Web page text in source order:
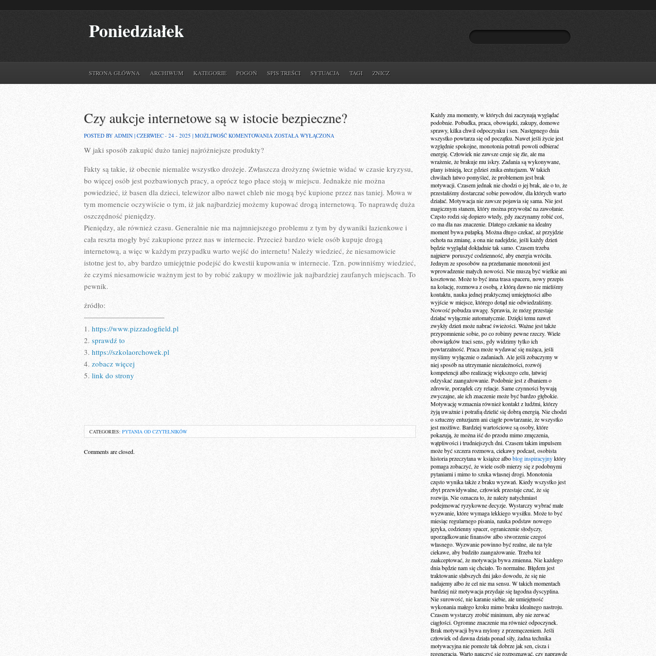
Poniedziałek
STRONA GŁÓWNA ARCHIWUM KATEGORIE POGOŃ SPIS TREŚCI SYTUACJA TAGI ZNICZ
Czy aukcje internetowe są w istocie bezpieczne?
POSTED BY ADMIN | CZERWIEC - 24 - 2025 | MOŻLIWOŚĆ KOMENTOWANIA CZY
ISTOCIE
BEZPIECZNE?
ZOSTAŁA WYŁĄCZONA
W jaki sposób zakupić dużo taniej najróżniejsze produkty?
Fakty są takie, iż obecnie niemalże wszystko drożeje. Zwłaszcza drożyznę świetnie widać w czasie kryzysu,
bo więcej osób jest pozbawionych pracy, a oprócz tego płace stoją w miejscu. Jednakże nie można
powiedzieć, iż basen dla dzieci, telewizor albo nawet chleb nie mogą być kupione przez nas taniej. Mowa w
tym momencie oczywiście o tym, iż jak najbardziej możemy kupować drogą internetową. To naprawdę duża
oszczędność pieniędzy.
Pieniędzy, ale również czasu. Generalnie nie ma najmniejszego problemu z tym by dywaniki łazienkowe i
cała reszta mogły być zakupione przez nas w internecie. Przecież bardzo wiele osób kupuje drogą
internetową, a więc w każdym przypadku warto wejść do internetu! Należy wiedzieć, że niesamowicie
istotne jest to, aby bardzo umiejętnie podejść do kwestii kupowania w internecie. Tzn. powinniśmy wiedzieć,
że czymś niesamowicie ważnym jest to by robić zakupy w możliwie jak najbardziej zaufanych miejscach. To
pewnik.
źródło:
———————————
1. https://www.pizzadogfield.pl
2. sprawdź to
3. https://szkolaorchowek.pl
4. zobacz więcej
5. link do strony
CATEGORIES: PYTANIA OD CZYTELNIKÓW
Comments are closed.
Każdy zna momenty, w których dni zaczynają wyglądać
podobnie. Pobudka, praca, obowiązki, zakupy, domowe
sprawy, kilka chwil odpoczynku i sen. Następnego dnia
wszystko powtarza się od początku. Nawet jeśli życie jest
względnie spokojne, monotonia potrafi powoli odbierać
energię. Człowiek nie zawsze czuje się źle, ale ma
wrażenie, że brakuje mu iskry. Zadania są wykonywane,
plany istnieją, lecz gdzieś znika entuzjazm. W takich
chwilach łatwo pomyśleć, że problemem jest brak
motywacji. Czasem jednak nie chodzi o jej brak, ale o to, że
przestaliśmy dostarczać sobie powodów, dla których warto
działać. Motywacja nie zawsze pojawia się sama. Nie jest
magicznym stanem, który można przywołać na zawołanie.
Często rodzi się dopiero wtedy, gdy zaczynamy robić coś,
co ma dla nas znaczenie. Dlatego czekanie na idealny
moment bywa pułapką. Można długo czekać, aż przyjdzie
ochota na zmianę, a ona nie nadejdzie, jeśli każdy dzień
będzie wyglądał dokładnie tak samo. Czasem trzeba
najpierw poruszyć codzienność, aby energia wróciła.
Jednym ze sposobów na przełamanie monotonii jest
wprowadzenie małych nowości. Nie muszą być wielkie ani
kosztowne. Może to być inna trasa spaceru, nowy przepis
na kolację, rozmowa z osobą, z którą dawno nie mieliśmy
kontaktu, nauka jednej praktycznej umiejętności albo
wyjście w miejsce, którego dotąd nie odwiedzaliśmy.
Nowość pobudza uwagę. Sprawia, że mózg przestaje
działać wyłącznie automatycznie. Dzięki temu nawet
zwykły dzień może nabrać świeżości. Ważne jest także
przypomnienie sobie, po co robimy pewne rzeczy. Wiele
obowiązków traci sens, gdy widzimy tylko ich
powtarzalność. Praca może wydawać się nużąca, jeśli
myślimy wyłącznie o zadaniach. Ale jeśli zobaczymy w
niej sposób na utrzymanie niezależności, rozwój
kompetencji albo realizację większego celu, łatwiej
odzyskać zaangażowanie. Podobnie jest z dbaniem o
zdrowie, porządek czy relacje. Same czynności bywają
zwyczajne, ale ich znaczenie może być bardzo głębokie.
Motywację wzmacnia również kontakt z ludźmi, którzy
żyją uważnie i potrafią dzielić się dobrą energią. Nie chodzi
o sztuczny entuzjazm ani ciągłe powtarzanie, że wszystko
jest możliwe. Bardziej wartościowe są osoby, które
pokazują, że można iść do przodu mimo zmęczenia,
wątpliwości i trudniejszych dni. Czasem takim impulsem
może być szczera rozmowa, ciekawy podcast, osobista
historia przeczytana w książce alboblog inspiracyjnyktóry
pomaga zobaczyć, że wiele osób mierzy się z podobnymi
pytaniami i mimo to szuka własnej drogi. Monotonia
często wynika także z braku wyzwań. Kiedy wszystko jest
zbyt przewidywalne, człowiek przestaje czuć, że się
rozwija. Nie oznacza to, że należy natychmiast
podejmować ryzykowne decyzje. Wystarczy wybrać małe
wyzwanie, które wymaga lekkiego wysiłku. Może to być
miesiąc regularnego pisania, nauka podstaw nowego
języka, codzienny spacer, ograniczenie słodyczy,
uporządkowanie finansów albo stworzenie czegoś
własnego. Wyzwanie powinno być realne, ale na tyle
ciekawe, aby budziło zaangażowanie. Trzeba też
zaakceptować, że motywacja bywa zmienna. Nie każdego
dnia będzie nam się chciało. To normalne. Błędem jest
traktowanie słabszych dni jako dowodu, że się nie
nadajemy albo że cel nie ma sensu. W takich momentach
bardziej niż motywacja przydaje się łagodna dyscyplina.
Nie surowość, nie karanie siebie, ale umiejętność
wykonania małego kroku mimo braku idealnego nastroju.
Czasem wystarczy zrobić minimum, aby nie zerwać
ciągłości. Ogromne znaczenie ma również odpoczynek.
Brak motywacji bywa mylony z przemęczeniem. Jeśli
człowiek od dawna działa ponad siły, żadna technika
motywacyjna nie pomoże tak dobrze jak sen, cisza i
regeneracja. Warto nauczyć się rozpoznawać, czy naprawdę